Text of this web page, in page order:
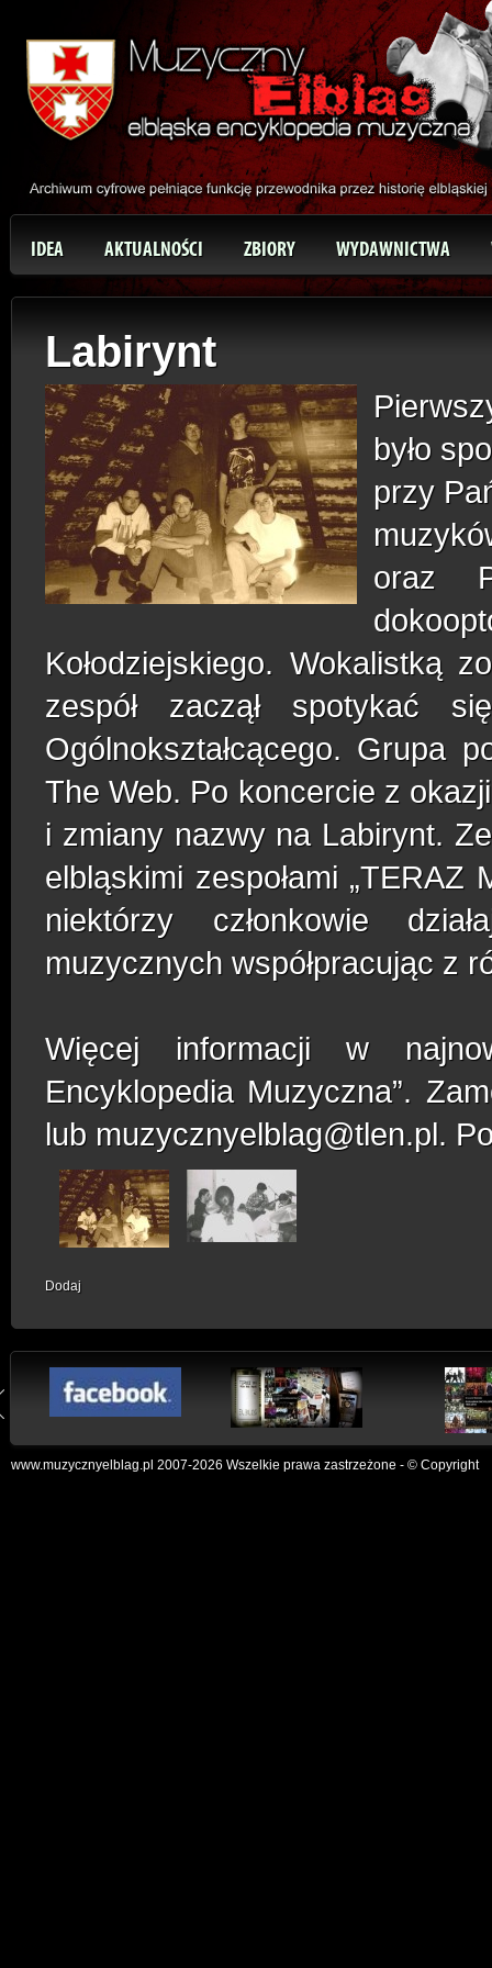
IDEA AKTUALNOŚCI ZBIORY WYDAWNICTWA
Labirynt
było
przy
oraz
Kołodziejskiego. Wokalistką
zespół zaczął spotykać
Ogólnokształcącego. Grupa
The Web. Po koncercie z
i zmiany nazwy na Labirynt.
elbląskimi zespołami
niektórzy członkowie
muzycznych współpracując z
Więcej informacji w
Encyklopedia Muzyczna”.
lub muzycznyelblag@tlen.pl.
Dodaj
www.muzycznyelblag.pl 2007-2026 Wszelkie prawa zastrzeżone - © Copyright